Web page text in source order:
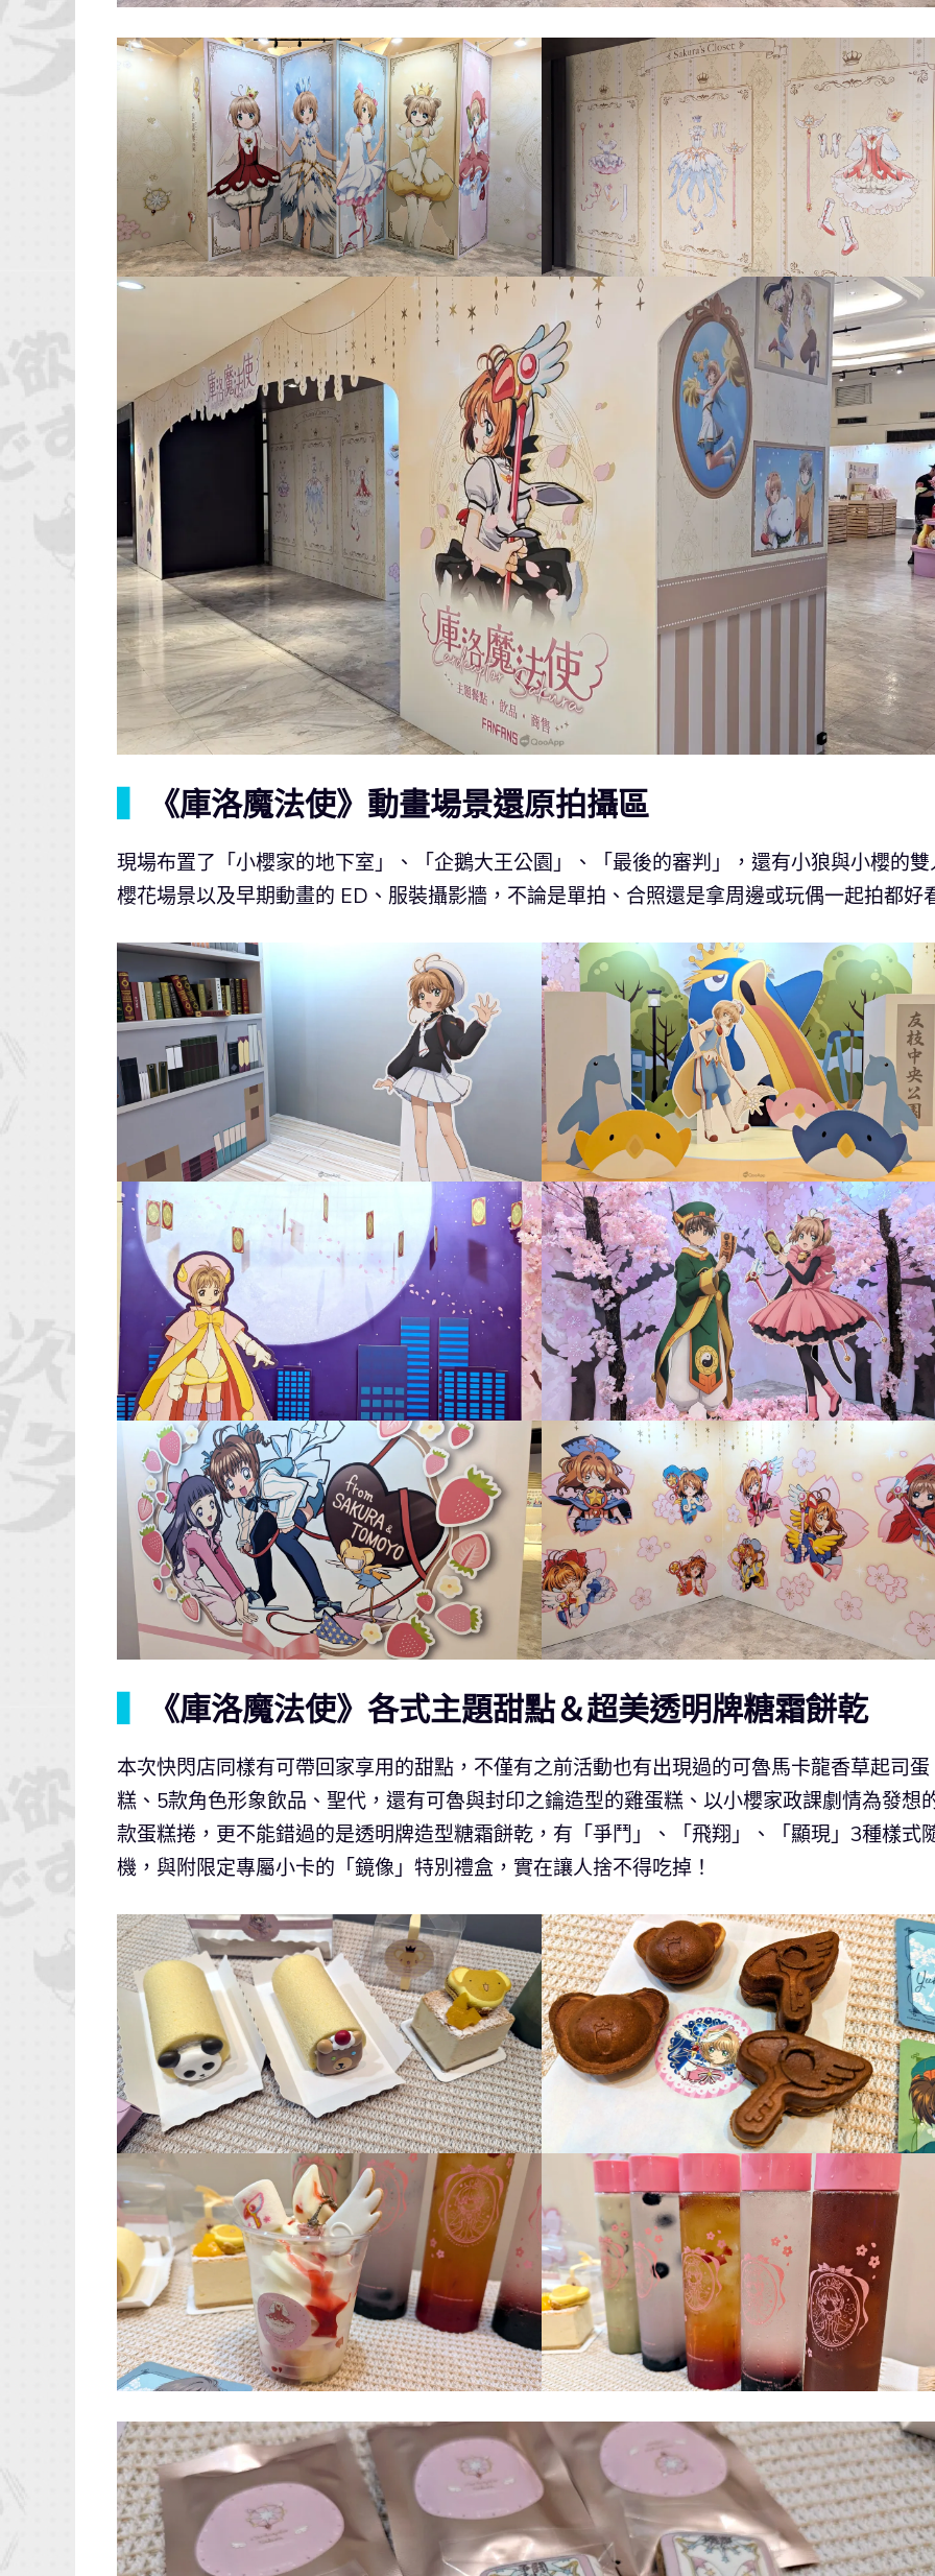
《庫洛魔法使》動畫場景還原拍攝區
現場布置了「小櫻家的地下室」、「企鵝大王公園」、「最後的審判」，還有小狼與小櫻的雙
櫻花場景以及早期動畫的 ED、服裝攝影牆，不論是單拍、合照還是拿周邊或玩偶一起拍都好
《庫洛魔法使》各式主題甜點＆超美透明牌糖霜餅乾
本次快閃店同樣有可帶回家享用的甜點，不僅有之前活動也有出現過的可魯馬卡龍香草起司蛋
糕、5款角色形象飲品、聖代，還有可魯與封印之鑰造型的雞蛋糕、以小櫻家政課劇情為發想
款蛋糕捲，更不能錯過的是透明牌造型糖霜餅乾，有「爭鬥」、「飛翔」、「顯現」3種樣式
機，與附限定專屬小卡的「鏡像」特別禮盒，實在讓人捨不得吃掉！